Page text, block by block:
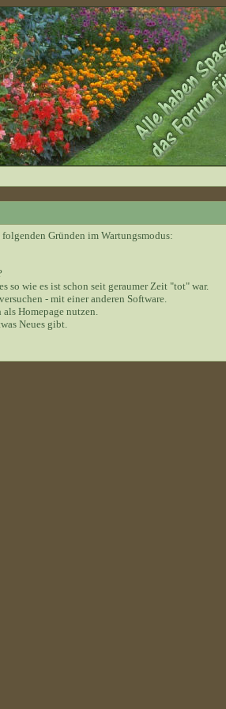
Gründen im Wartungsmodus:
so wie es ist schon seit geraumer Zeit "tot" war.
- mit einer anderen Software.
Homepage nutzen.
Neues gibt.